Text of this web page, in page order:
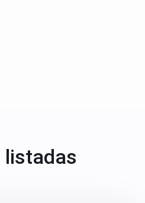
listadas